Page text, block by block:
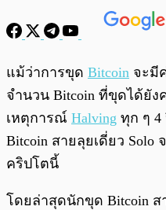
แม้ว่าการขุด Bitcoin จะมี
จำนวน Bitcoin ที่ขุดได้ยัง
เหตุการณ์ Halving ทุก ๆ
Bitcoin สายลุยเดี่ยว Solo
คริปโตนี้
โดยล่าสุดนักขุด Bitcoin ส